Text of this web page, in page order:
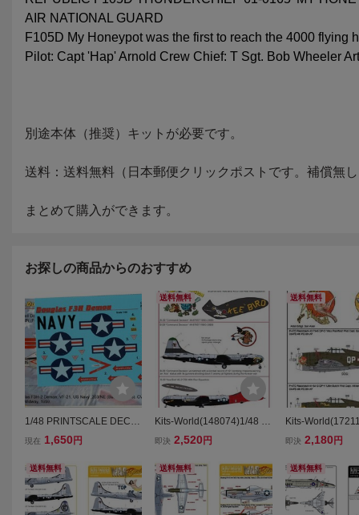
お探しの商品からのおすすめ
1/48 PRINTSCALE DECA
LS プリントスケールデ
l F3H Demon Part-2
現在 1,650 円
送料無料
Kits-World(148074)1/48 B-
29A 'Command Decisio
即決 2,520 円
送料無料
Kits-
epublic P-47D
ル
即決 2,180 円
送料無料 送料無料 送料無料